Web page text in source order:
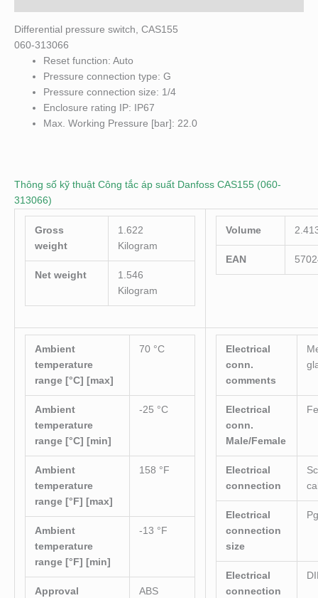
Differential pressure switch, CAS155
060-313066
Reset function: Auto
Pressure connection type: G
Pressure connection size: 1/4
Enclosure rating IP: IP67
Max. Working Pressure [bar]: 22.0
Thông số kỹ thuật Công tắc áp suất Danfoss CAS155 (060-
313066)
Gross
weight
1.622
Kilogram
Net weight
1.546
Kilogram
Volume
EAN
Ambient
temperature
range [°C] [max]
70 °C
Ambient
temperature
range [°C] [min]
-25 °C
Ambient
temperature
range [°F] [max]
158 °F
Ambient
temperature
range [°F] [min]
-13 °F
Approval
ABS
Electrical
conn.
comments
Electrical
conn.
Male/Female
Electrical
connection
Electrical
connection
size
Electrical
connection